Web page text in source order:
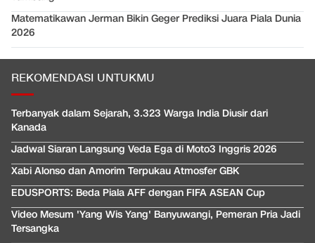
Matematikawan Jerman Bikin Geger Prediksi Juara Piala Dunia
2026
REKOMENDASI UNTUKMU
Terbanyak dalam Sejarah, 3.323 Warga India Diusir dari
Kanada
Jadwal Siaran Langsung Veda Ega di Moto3 Inggris 2026
Xabi Alonso dan Amorim Terpukau Atmosfer GBK
EDUSPORTS: Beda Piala AFF dengan FIFA ASEAN Cup
Video Mesum 'Yang Wis Yang' Banyuwangi, Pemeran Pria Jadi
Tersangka